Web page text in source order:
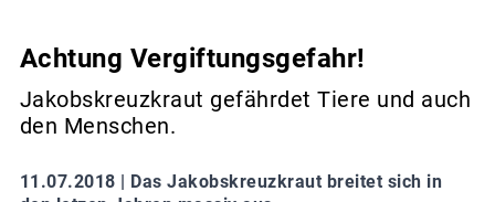
Achtung Vergiftungsgefahr!
Jakobskreuzkraut gefährdet Tiere und auch
den Menschen.
11.07.2018 | Das Jakobskreuzkraut breitet sich in